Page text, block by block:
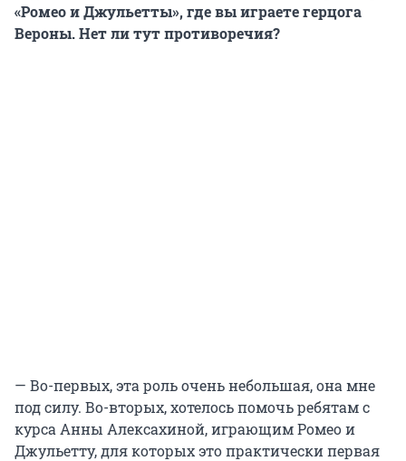
«Ромео и Джульетты», где вы играете герцога
Вероны. Нет ли тут противоречия?
— Во-первых, эта роль очень небольшая, она мне
под силу. Во-вторых, хотелось помочь ребятам с
курса Анны Алексахиной, играющим Ромео и
Джульетту, для которых это практически первая